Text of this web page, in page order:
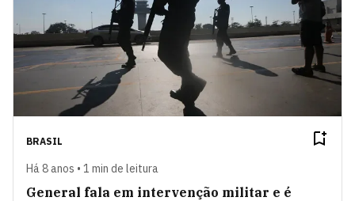
BRASIL
Há 8 anos • 1 min de leitura
General fala em intervenção militar e é